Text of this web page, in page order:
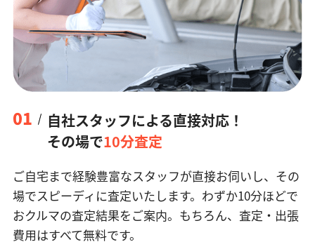
01
自社スタッフによる直接対応！
その場で10分査定
ご自宅まで経験豊富なスタッフが直接お伺いし、その
場でスピーディに査定いたします。 わずか10分ほどで
おクルマの査定結果をご案内。もちろん、査定・出張
費用はすべて無料です。